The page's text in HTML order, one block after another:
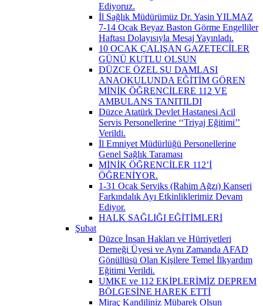
Ediyoruz.
İl Sağlık Müdürümüz Dr. Yasin YILMAZ
7-14 Ocak Beyaz Baston Görme Engelliler
Haftası Dolayısıyla Mesaj Yayınladı.
10 OCAK ÇALIŞAN GAZETECİLER
GÜNÜ KUTLU OLSUN
DÜZCE ÖZEL SU DAMLASI
ANAOKULUNDA EĞİTİM GÖREN
MİNİK ÖĞRENCİLERE 112 VE
AMBULANS TANITILDI
Düzce Atatürk Devlet Hastanesi Acil
Servis Personellerine ‘‘Triyaj Eğitimi’’
Verildi.
İl Emniyet Müdürlüğü Personellerine
Genel Sağlık Taraması
MİNİK ÖĞRENCİLER 112’İ
ÖĞRENİYOR.
1-31 Ocak Serviks (Rahim Ağzı) Kanseri
Farkındalık Ayı Etkinliklerimiz Devam
Ediyor.
HALK SAĞLIĞI EĞİTİMLERİ
Şubat
Düzce İnsan Hakları ve Hürriyetleri
Derneği Üyesi ve Aynı Zamanda AFAD
Gönüllüsü Olan Kişilere Temel İlkyardım
Eğitimi Verildi.
UMKE ve 112 EKİPLERİMİZ DEPREM
BÖLGESİNE HAREK ETTİ
Miraç Kandiliniz Mübarek Olsun